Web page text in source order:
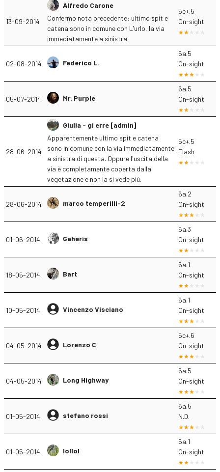
13-09-2014
Alfredo Carone
Confermo nota precedente: ultimo spit e
catena sono in comune con L'urlo, la via
immediatamente a sinistra.
5c+.5
On-sight
02-08-2014 Federico L.
6a.5
On-sight
05-07-2014 Mr. Purple
6a.5
On-sight
28-06-2014
Giulia - gi erre [admin]
Apparentemente ultimo spit e catena
sono in comune con la via immediatamente
a sinistra di questa. Oppure l'uscita della
via è completamente coperta dalla
vegetazione e non la si vede più.
5c+.5
Flash
28-06-2014 marco temperilli-2
6a.2
On-sight
01-06-2014 Gaheris
6a.3
On-sight
18-05-2014 Bart
6a.1
On-sight
10-05-2014 Vincenzo Visciano
6a.1
On-sight
04-05-2014 Lorenzo C
5c+.6
On-sight
04-05-2014 Long Highway
6a.5
On-sight
01-05-2014 stefano rossi
6a.5
N.D.
01-05-2014 lollol
6a.1
On-sight